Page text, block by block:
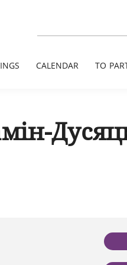
CALENDAR TO